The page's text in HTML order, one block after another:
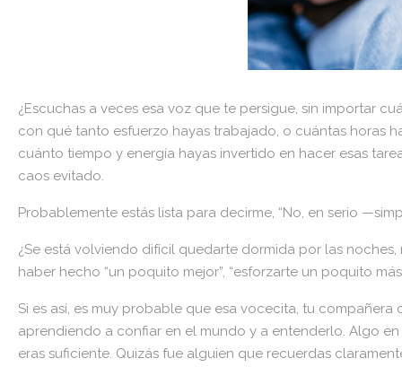
¿Escuchas a veces esa voz que te persigue, sin importar
con qué tanto esfuerzo hayas trabajado, o cuántas horas
cuánto tiempo y energía hayas invertido en hacer esas
caos evitado.
Probablemente estás lista para decirme, “No, en serio
¿Se está volviendo difícil quedarte dormida por las
haber hecho “un poquito mejor”, “esforzarte un poquito
Si es así, es muy probable que esa vocecita, tu
aprendiendo a confiar en el mundo y a entenderlo. Algo
eras suficiente. Quizás fue alguien que recuerdas